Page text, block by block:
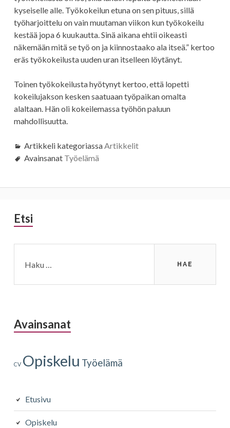
kyseiselle alle. Työkokeilun etuna on sen pituus, sillä
työharjoittelu on vain muutaman viikon kun työkokeilu
kestää jopa 6 kuukautta. Sinä aikana ehtii oikeasti
näkemään mitä se työ on ja kiinnostaako ala itseä.” kertoo
eräs työkokeilusta uuden uran itselleen löytänyt.
Toinen työkokeilusta hyötynyt kertoo, että lopetti
kokeilujakson kesken saatuaan työpaikan omalta
alaltaan. Hän oli kokeilemassa työhön paluun
mahdollisuutta.
Artikkeli kategoriassaArtikkelit
Avainsanat Työelämä
Sivupalkki
Etsi
Avainsanat
CV Opiskelu Työelämä
Etusivu
Opiskelu